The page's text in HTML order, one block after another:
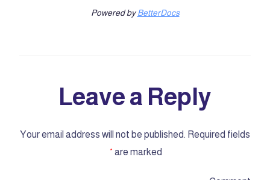
Powered byBetterDocs
Leave a Reply
Your email address will not be published. Required fields
are marked
*